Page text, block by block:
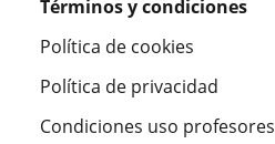
Términos y condiciones
Política de cookies
Política de privacidad
Condiciones uso profesores